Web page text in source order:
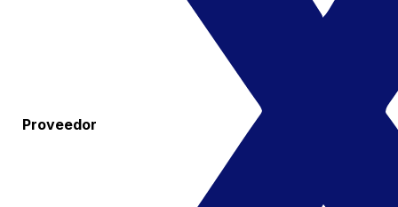
Proveedor